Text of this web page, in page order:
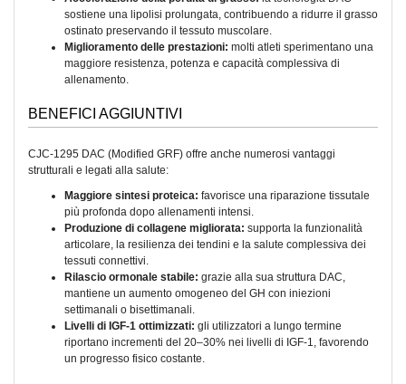
sostiene una lipolisi prolungata, contribuendo a ridurre il grasso
ostinato preservando il tessuto muscolare.
Miglioramento delle prestazioni: molti atleti sperimentano una
maggiore resistenza, potenza e capacità complessiva di
allenamento.
BENEFICI AGGIUNTIVI
CJC-1295 DAC (Modified GRF) offre anche numerosi vantaggi
strutturali e legati alla salute:
Maggiore sintesi proteica: favorisce una riparazione tissutale
più profonda dopo allenamenti intensi.
Produzione di collagene migliorata: supporta la funzionalità
articolare, la resilienza dei tendini e la salute complessiva dei
tessuti connettivi.
Rilascio ormonale stabile: grazie alla sua struttura DAC,
mantiene un aumento omogeneo del GH con iniezioni
settimanali o bisettimanali.
Livelli di IGF-1 ottimizzati: gli utilizzatori a lungo termine
riportano incrementi del 20–30% nei livelli di IGF-1, favorendo
un progresso fisico costante.